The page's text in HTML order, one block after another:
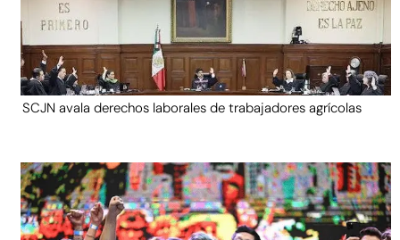
SCJN avala derechos laborales de trabajadores agrícolas